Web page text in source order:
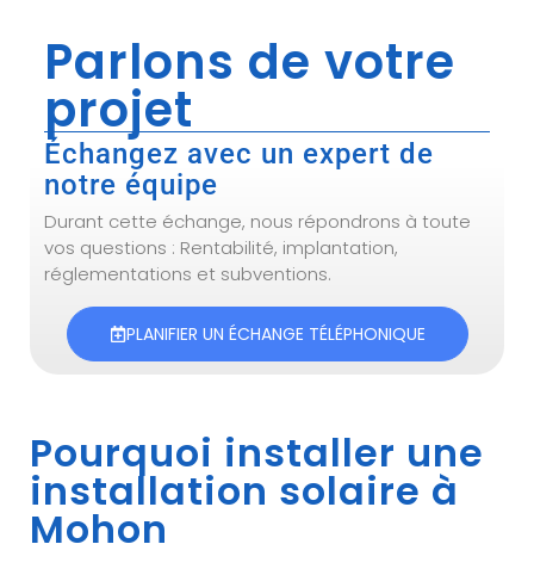
Parlons de votre
projet
Échangez avec un expert de
notre équipe
Durant cette échange, nous répondrons à toute
vos questions : Rentabilité, implantation,
réglementations et subventions.
PLANIFIER UN ÉCHANGE TÉLÉPHONIQUE
Pourquoi installer une
installation solaire à
Mohon